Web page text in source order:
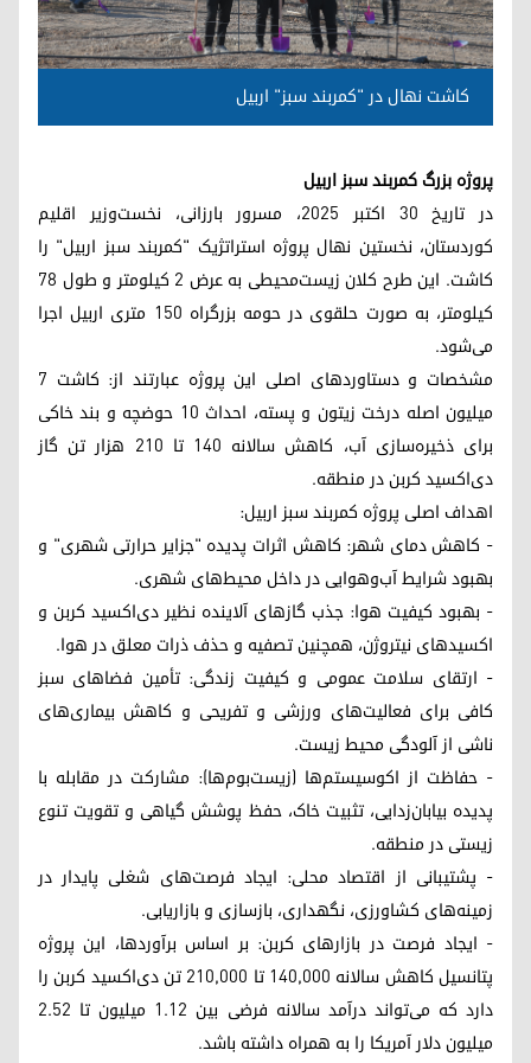
کاشت نهال در "کمربند سبز" اربیل
پروژه بزرگ کمربند سبز اربیل
در تاریخ ۳۰ اکتبر ۲۰۲۵، مسرور بارزانی، نخست‌وزیر اقلیم
کوردستان، نخستین نهال پروژه استراتژیک "کمربند سبز اربیل" را
کاشت. این طرح کلان زیست‌محیطی به عرض ۲ کیلومتر و طول ۷۸
کیلومتر، به صورت حلقوی در حومه بزرگراه ۱۵۰ متری اربیل اجرا
می‌شود.
مشخصات و دستاوردهای اصلی این پروژه عبارتند از: کاشت ۷
میلیون اصله درخت زیتون و پسته، احداث ۱۰ حوضچه و بند خاکی
برای ذخیره‌سازی آب، کاهش سالانه ۱۴۰ تا ۲۱۰ هزار تن گاز
دی‌اکسید کربن در منطقه.
اهداف اصلی پروژه کمربند سبز اربیل:
- کاهش دمای شهر: کاهش اثرات پدیده "جزایر حرارتی شهری" و
بهبود شرایط آب‌و‌هوایی در داخل محیط‌های شهری.
- بهبود کیفیت هوا: جذب گازهای آلاینده نظیر دی‌اکسید کربن و
اکسیدهای نیتروژن، همچنین تصفیه و حذف ذرات معلق در هوا.
- ارتقای سلامت عمومی و کیفیت زندگی: تأمین فضاهای سبز
کافی برای فعالیت‌های ورزشی و تفریحی و کاهش بیماری‌های
ناشی از آلودگی محیط زیست.
- حفاظت از اکوسیستم‌ها (زیست‌بوم‌ها): مشارکت در مقابله با
پدیده بیابان‌زدایی، تثبیت خاک، حفظ پوشش گیاهی و تقویت تنوع
زیستی در منطقه.
- پشتیبانی از اقتصاد محلی: ایجاد فرصت‌های شغلی پایدار در
زمینه‌های کشاورزی، نگهداری، بازسازی و بازاریابی.
- ایجاد فرصت‌ در بازارهای کربن: بر اساس برآوردها، این پروژه
پتانسیل کاهش سالانه ۱۴۰,۰۰۰ تا ۲۱۰,۰۰۰ تن دی‌اکسید کربن را
دارد که می‌تواند درآمد سالانه فرضی بین ۱.۱۲ میلیون تا ۲.۵۲
میلیون دلار آمریکا را به همراه داشته باشد.